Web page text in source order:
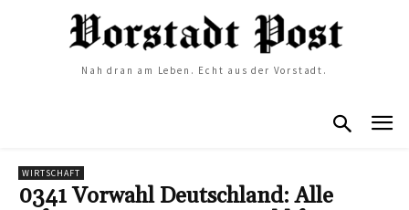
Nah dran am Leben. Echt aus der Vorstadt.
WIRTSCHAFT
0341 Vorwahl Deutschland: Alle